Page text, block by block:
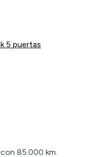
5 puertas
85.000 km.